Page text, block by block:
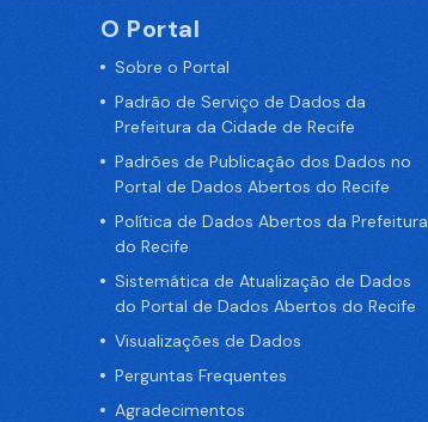
O Portal
Sobre o Portal
Padrão de Serviço de Dados da
Prefeitura da Cidade de Recife
Padrões de Publicação dos Dados no
Portal de Dados Abertos do Recife
Política de Dados Abertos da Prefeitura
do Recife
Sistemática de Atualização de Dados
do Portal de Dados Abertos do Recife
Visualizações de Dados
Perguntas Frequentes
Agradecimentos